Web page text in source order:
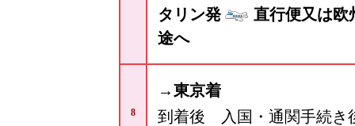
タリン発
直行便又は欧
途へ
8
→東京着
到着後 入国・通関手続き